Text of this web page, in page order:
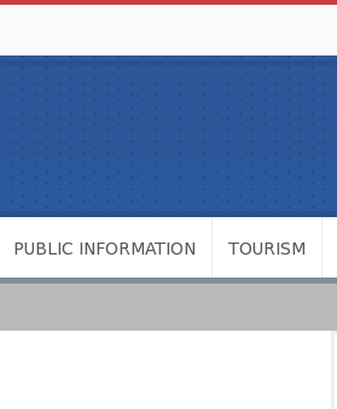
PUBLIC INFORMATION TOURISM